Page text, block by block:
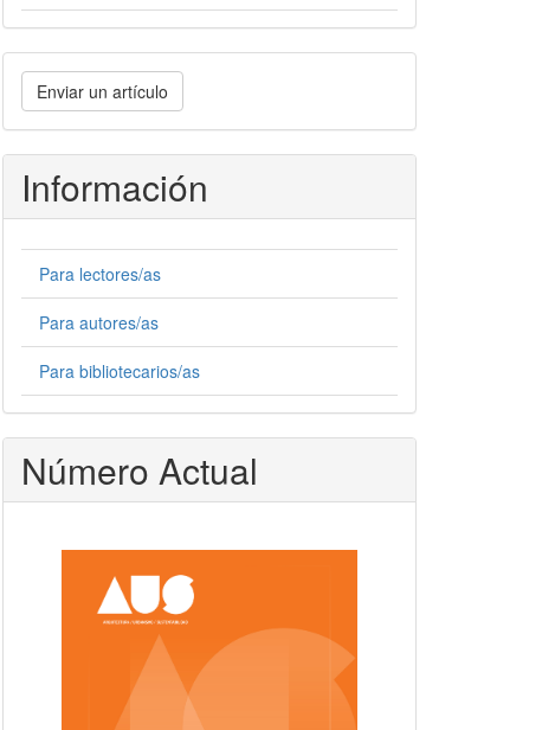
Enviar
un
artículo
Enviar un artículo
Información
Para lectores/as
Para autores/as
Para bibliotecarios/as
Número Actual